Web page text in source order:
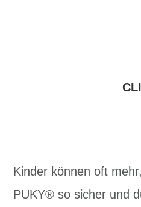
Kinder können oft
PUKY® so sicher und